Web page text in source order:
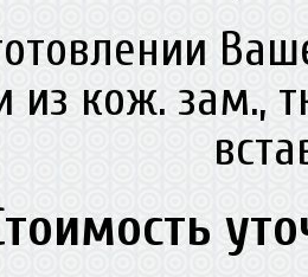
из кож. зам.,